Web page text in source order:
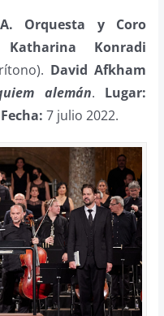
Orquesta y Coro
Katharina Konradi
David Afkham
alemán. Lugar:
Fe­cha: 7 julio 2022.